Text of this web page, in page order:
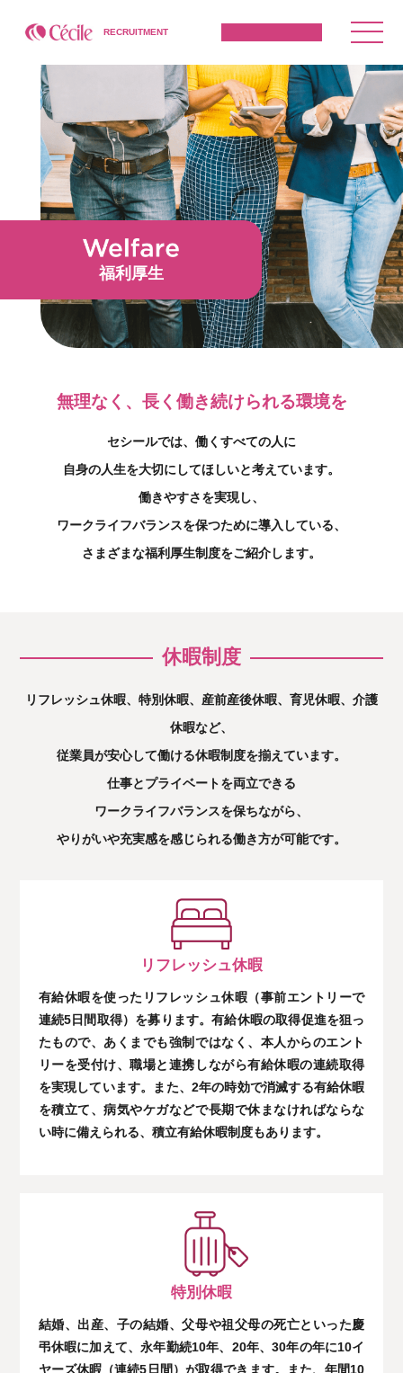
RECRUITMENT
福利厚生
無理なく、長く働き続けられる環境を
セシールでは、働くすべての人に
自身の人生を大切にしてほしいと考えています。
働きやすさを実現し、
ワークライフバランスを保つために導入している、
さまざまな福利厚生制度をご紹介します。
休暇制度
リフレッシュ休暇、特別休暇、産前産後休暇、育児休暇、介護
休暇など、
従業員が安心して働ける休暇制度を揃えています。
仕事とプライベートを両立できる
ワークライフバランスを保ちながら、
やりがいや充実感を感じられる働き方が可能です。
リフレッシュ休暇
有給休暇を使ったリフレッシュ休暇（事前エントリーで
連続5日間取得）を募ります。有給休暇の取得促進を狙っ
たもので、あくまでも強制ではなく、本人からのエント
リーを受付け、職場と連携しながら有給休暇の連続取得
を実現しています。また、2年の時効で消滅する有給休暇
を積立て、病気やケガなどで長期で休まなければならな
い時に備えられる、積立有給休暇制度もあります。
特別休暇
結婚、出産、子の結婚、父母や祖父母の死亡といった慶
弔休暇に加えて、永年勤続10年、20年、30年の年に10イ
ヤーズ休暇（連続5日間）が取得できます。また、年間10